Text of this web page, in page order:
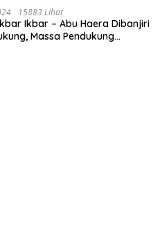
15883 Lihat
Ikbar – Abu Haera Dibanjiri
Massa Pendukung